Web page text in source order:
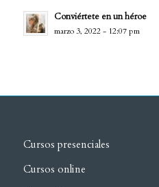
Conviértete en un héroe
marzo 3, 2022 - 12:07 pm
Cursos presenciales
Cursos online